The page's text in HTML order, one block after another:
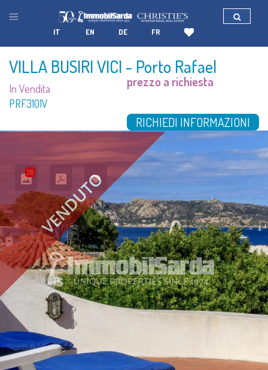
VILLA BUSIRI VICI - Porto Rafael
In Vendita
PRF3101V
prezzo a richiesta
RICHIEDI INFORMAZIONI
26
FR
DE
EN
IT